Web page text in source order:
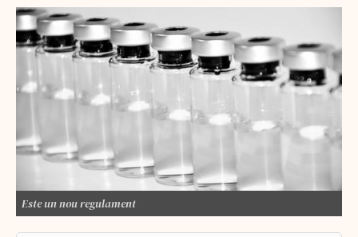
Este un nou regulament